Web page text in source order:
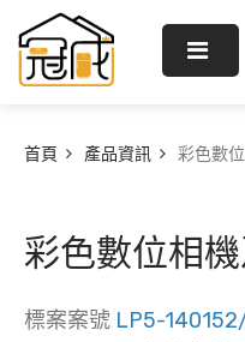
首頁 產品資訊 彩色數
彩色數位相
標案案號 LP5-